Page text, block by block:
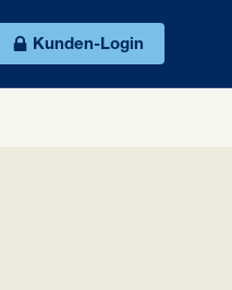
Kunden-Login